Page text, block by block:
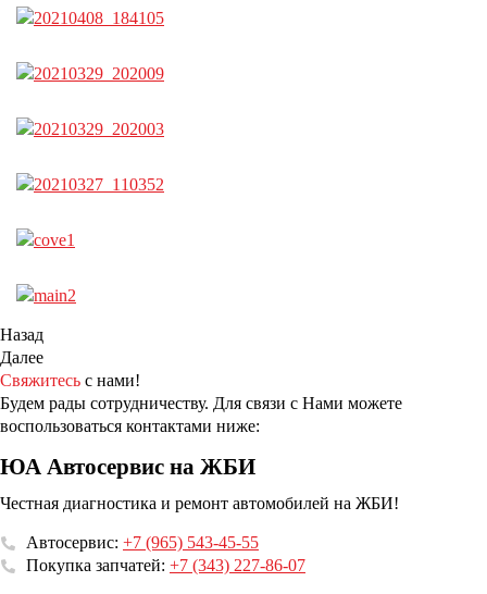
Назад
Далее
Свяжитесь с нами!
Будем рады сотрудничеству. Для связи с Нами можете
воспользоваться контактами ниже:
ЮА Автосервис на ЖБИ
Честная диагностика и ремонт автомобилей на ЖБИ!
Автосервис: +7 (965) 543-45-55
Покупка запчатей: +7 (343) 227-86-07